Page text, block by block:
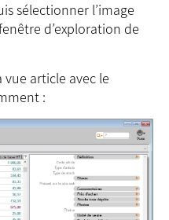
sélectionner l’image
d’exploration de
article avec le
: